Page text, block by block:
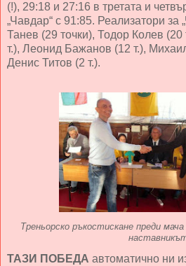
(!), 29:18 и 27:16 в третата и
„Чавдар“ с 91:85. Реализатори за
Танев (29 точки), Тодор Колев
т.), Леонид Бажанов (12 т.),
Денис Титов (2 т.).
Треньорско ръкостискане преди мача
ТАЗИ ПОБЕДА автоматично ни